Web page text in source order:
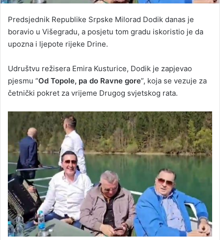
Predsjednik Republike Srpske Milorad Dodik danas je
boravio u Višegradu, a posjetu tom gradu iskoristio je da
upozna i ljepote rijeke Drine.
Udruštvu režisera Emira Kusturice, Dodik je zapjevao
pjesmu “Od Topole, pa do Ravne gore”, koja se vezuje za
četnički pokret za vrijeme Drugog svjetskog rata.